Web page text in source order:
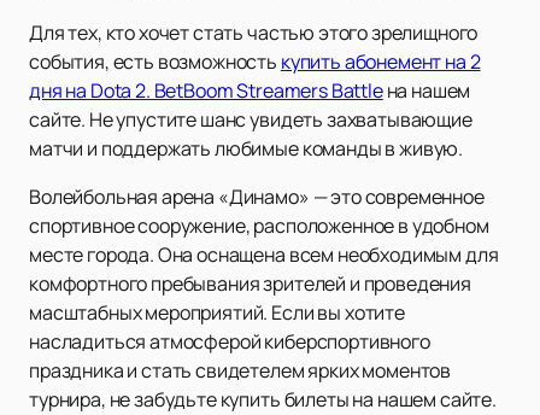
Для тех, кто хочет стать частью этого зрелищного
события, есть возможность купить абонемент на 2
дня на Dota 2. BetBoom Streamers Battleна нашем
сайте. Не упустите шанс увидеть захватывающие
матчи и поддержать любимые команды в живую.
Волейбольная арена «Динамо» — это современное
спортивное сооружение, расположенное в удобном
месте города. Она оснащена всем необходимым для
комфортного пребывания зрителей и проведения
масштабных мероприятий. Если вы хотите
насладиться атмосферой киберспортивного
праздника и стать свидетелем ярких моментов
турнира, не забудьте купить билеты на нашем сайте.